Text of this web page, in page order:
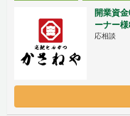
開業資
ーナー
応相談